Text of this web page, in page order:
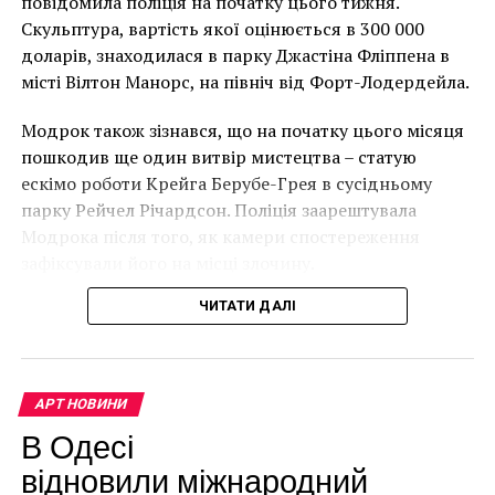
НАСТУПНА СТАТТЯ
Бесплатная школа искусств открылась в Тейт
Модерн
ПОПЕРЕДНЯ СТАТТЯ
року. (Фото Джастіна Талліса / AFP)
В інтерв’ю “Таймс” пан Куттс сказав:
“Спочатку це було
неймовірно, але з
розвитком подій це
стало надзвичайно
впевнений, що Бенксі
усвідомлює
непередбачувані
наслідки для власників
будинків. Якби ми
могли повернути час
Скульптура, вартість якої оцінюється в 300 000
доларів, знаходилася в парку Джастіна Фліппена в
місті Вілтон Манорс, на північ від Форт-Лодердейла.
Модрок також зізнався, що на початку цього місяця
пошкодив ще один витвір мистецтва – статую
ескімо роботи Крейга Берубе-Грея в сусідньому
парку Рейчел Річардсон. Поліція заарештувала
Модрока після того, як камери спостереження
ЧИТАТИ ДАЛІ
АРТ НОВИНИ
В Одесі
відновили міжнародний